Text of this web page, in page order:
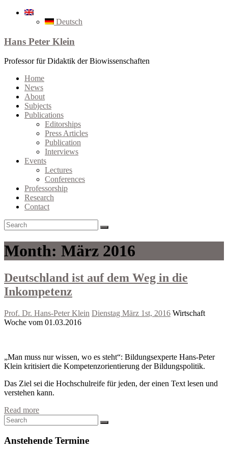
Deutsch
Hans Peter Klein
Professor für Didaktik der Biowissenschaften
Home
News
About
Subjects
Publications
Editorships
Press Articles
Publication
Interviews
Events
Lectures
Conferences
Professorship
Research
Contact
Month: März 2016
Deutschland ist auf dem Weg in die
Inkompetenz
Prof. Dr. Hans-Peter Klein Dienstag März 1st, 2016 Wirtschaft
Woche vom 01.03.2016
„Man muss nur wissen, wo es steht“: Bildungsexperte Hans-Peter
Klein kritisiert die Kompetenzorientierung der Bildungspolitik.
Das Ziel sei die Hochschulreife für jeden, der einen Text lesen und
verstehen kann.
Read more
Anstehende Termine